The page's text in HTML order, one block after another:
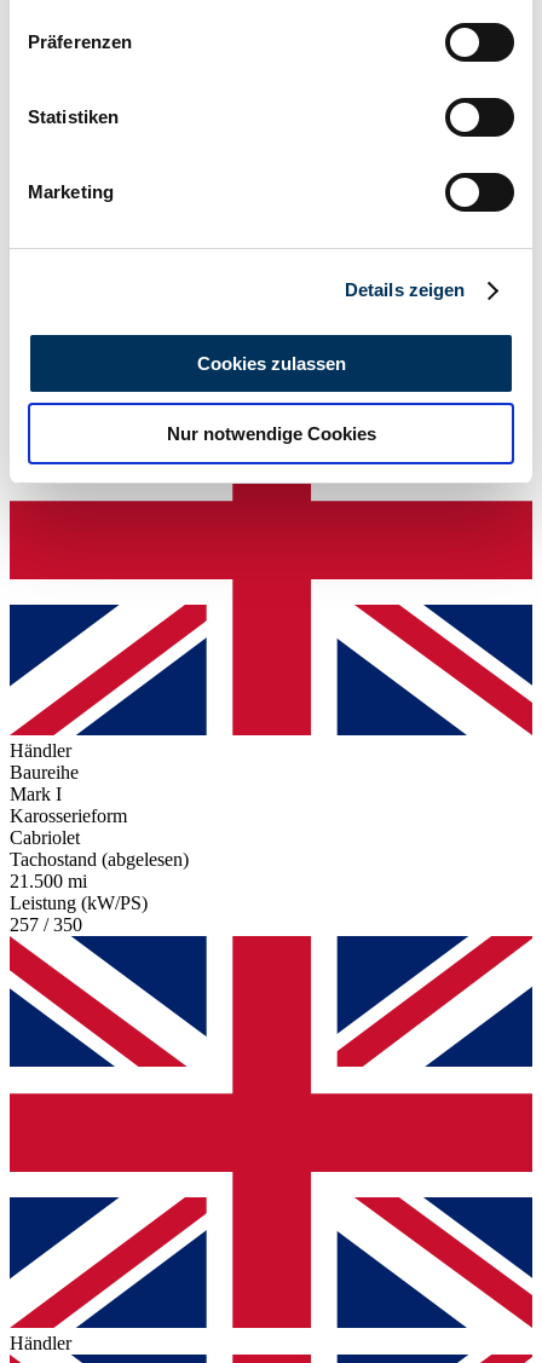
Informationen über Ihre geografische Lage
können
bestimmten Merkmalen (Fingerprinting) identifizieren
Erfahren Sie mehr darüber, wie Ihre persönlichen Daten
analysieren. Außerdem geben wir Informationen zu Ihrer
Verwendung unserer Website an unsere Partner für
soziale Medien, Werbung und Analysen weiter. Unsere
gesammelt haben.Datenschutzerklärung
Präferenzen
Statistiken
Marketing
Details zeigen
Cookies zulassen
Nur notwendige Cookies
41.999 €vor 4 Monaten
Händler
Baureihe
Mark I
Karosserieform
Cabriolet
Tachostand (abgelesen)
21.500 mi
Leistung (kW/PS)
257 / 350
Händler